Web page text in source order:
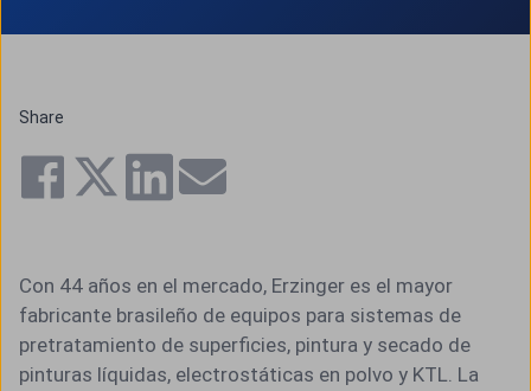
Share
Con 44 años en el mercado, Erzinger es el mayor
fabricante brasileño de equipos para sistemas de
pretratamiento de superficies, pintura y secado de
pinturas líquidas, electrostáticas en polvo y KTL. La